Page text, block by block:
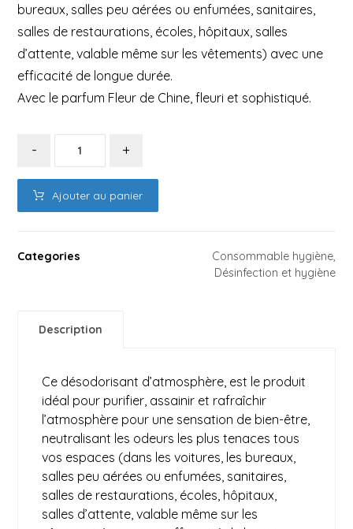
bureaux, salles peu aérées ou enfumées, sanitaires,
salles de restaurations, écoles, hôpitaux, salles
d’attente, valable même sur les vêtements) avec une
efficacité de longue durée.
Avec le parfum Fleur de Chine, fleuri et sophistiqué.
- +
Ajouter au panier
Categories Consommable hygiène,
Désinfection et hygiène
Description
Ce désodorisant d’atmosphère, est le produit
idéal pour purifier, assainir et rafraîchir
l’atmosphère pour une sensation de bien-être,
neutralisant les odeurs les plus tenaces tous
vos espaces (dans les voitures, les bureaux,
salles peu aérées ou enfumées, sanitaires,
salles de restaurations, écoles, hôpitaux,
salles d’attente, valable même sur les